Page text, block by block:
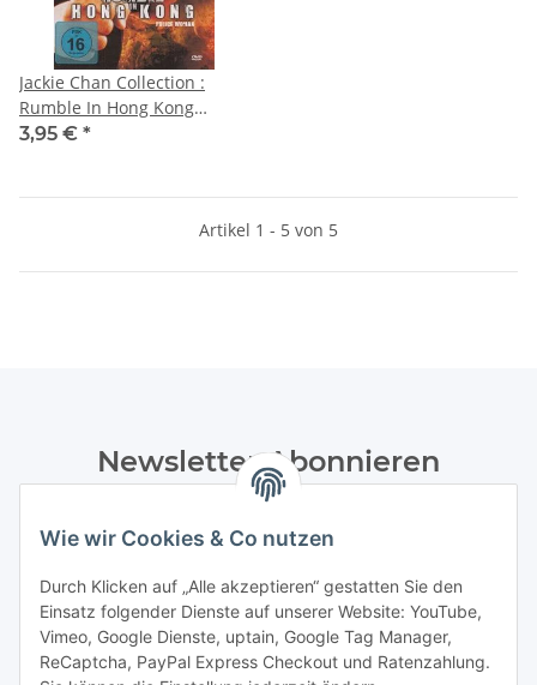
Wie wir Cookies & Co nutzen
Durch Klicken auf „Alle akzeptieren“ gestatten Sie den
Einsatz folgender Dienste auf unserer Website: YouTube,
Vimeo, Google Dienste, uptain, Google Tag Manager,
ReCaptcha, PayPal Express Checkout und Ratenzahlung.
Jackie Chan Collection :
Rumble In Hong Kong
(Police Woman)
3,95 € *
Artikel 1 - 5 von 5
Newsletter Abonnieren
Bitte senden Sie mir entsprechend Ihrer
Datenschutzerklärungregelmäßig und jederzeit widerruflich
Abonnieren
Newsletter Abonnieren